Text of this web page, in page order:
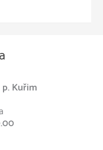
p. Kuřim